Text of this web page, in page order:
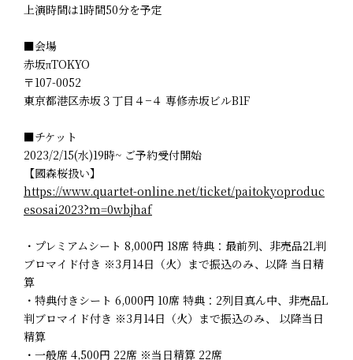
上演時間は1時間50分を予定
■会場
赤坂πTOKYO
〒107-0052
東京都港区赤坂３丁目４−４ 専修赤坂ビルB1F
■チケット
2023/2/15(水)19時~ ご予約受付開始
【國森桜扱い】
https://www.quartet-online.net/ticket/paitokyoproduc
esosai2023?m=0wbjhaf
・プレミアムシート 8,000円 18席 特典：最前列、非売品2L判
ブロマイド付き ※3月14日（火）まで振込のみ、以降 当日精
算
・特典付きシート 6,000円 10席 特典：2列目真ん中、非売品L
判ブロマイド付き ※3月14日（火）まで振込のみ、 以降当日
精算
・一般席 4,500円 22席 ※当日精算 22席